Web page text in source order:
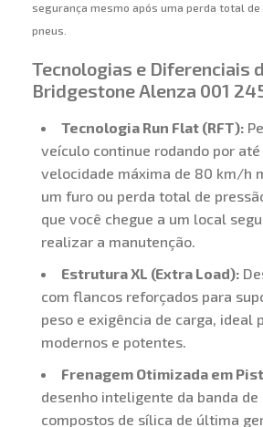
segurança mesmo após uma perda total de
pneus.
Tecnologias e Diferenciais
Bridgestone Alenza 001
Tecnologia Run Flat (RFT):
veículo continue rodando por
velocidade máxima de 80 km/h
um furo ou perda total de
que você chegue a um local
realizar a manutenção.
Estrutura XL (Extra Load):
com flancos reforçados para
peso e exigência de carga, ideal
modernos e potentes.
Frenagem Otimizada em
desenho inteligente da banda de
compostos de sílica de última